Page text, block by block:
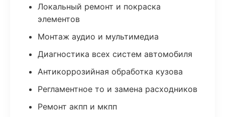
Локальный ремонт и покраска
элементов
Монтаж аудио и мультимедиа
Диагностика всех систем автомобиля
Антикоррозийная обработка кузова
Регламентное то и замена расходников
Ремонт акпп и мкпп